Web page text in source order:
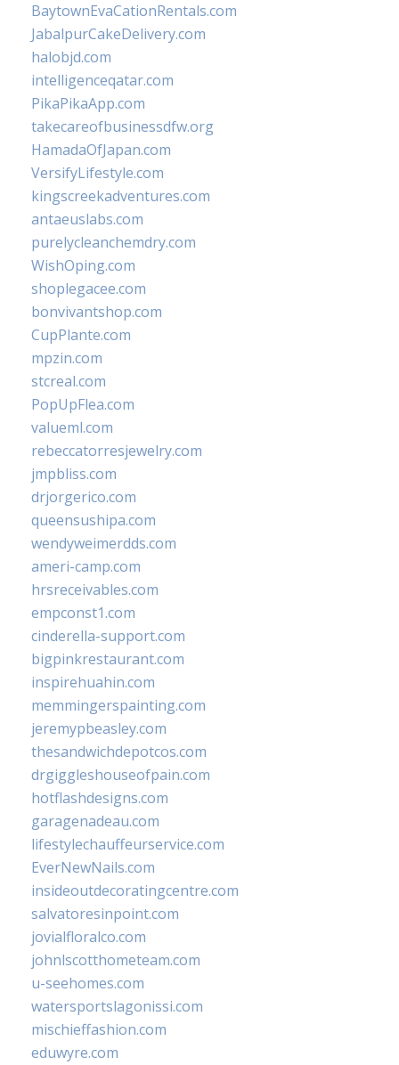
BaytownEvaCationRentals.com
JabalpurCakeDelivery.com
halobjd.com
intelligenceqatar.com
PikaPikaApp.com
takecareofbusinessdfw.org
HamadaOfJapan.com
VersifyLifestyle.com
kingscreekadventures.com
antaeuslabs.com
purelycleanchemdry.com
WishOping.com
shoplegacee.com
bonvivantshop.com
CupPlante.com
mpzin.com
stcreal.com
PopUpFlea.com
valueml.com
rebeccatorresjewelry.com
jmpbliss.com
drjorgerico.com
queensushipa.com
wendyweimerdds.com
ameri-camp.com
hrsreceivables.com
empconst1.com
cinderella-support.com
bigpinkrestaurant.com
inspirehuahin.com
memmingerspainting.com
jeremypbeasley.com
thesandwichdepotcos.com
drgiggleshouseofpain.com
hotflashdesigns.com
garagenadeau.com
lifestylechauffeurservice.com
EverNewNails.com
insideoutdecoratingcentre.com
salvatoresinpoint.com
jovialfloralco.com
johnlscotthometeam.com
u-seehomes.com
watersportslagonissi.com
mischieffashion.com
eduwyre.com